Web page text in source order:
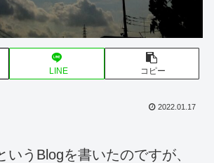
LINE コピー
2022.01.17
いうBlogを書いたのですが、